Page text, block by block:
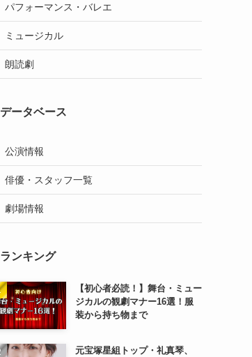
パフォーマンス・バレエ
ミュージカル
朗読劇
データベース
公演情報
俳優・スタッフ一覧
劇場情報
ランキング
【初心者必読！】舞台・ミュー
ジカルの観劇マナー16選！服
装から持ち物まで
元宝塚星組トップ・礼真琴、